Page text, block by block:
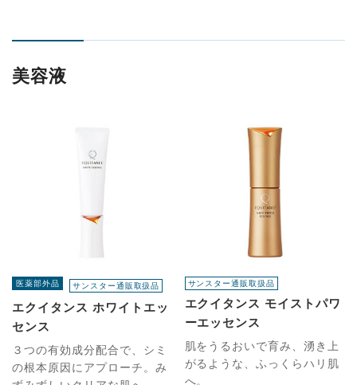
美容液
医薬部外品 サンスター通販取扱品
エクイタンス ホワイトエッ
センス
３つの有効成分配合で、シミ
の根本原因にアプローチ。み
サンスター通販取扱品
エクイタンス モイストパワ
ーエッセンス
肌をうるおいで育み、湧き上
がるような、ふっくらハリ肌
へ。